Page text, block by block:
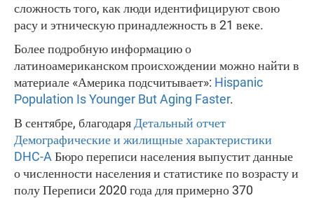
сложность того, как люди идентифицируют свою
расу и этническую принадлежность в 21 веке.
Более подробную информацию о
латиноамериканском происхождении можно найти в
материале «Америка подсчитывает»: Hispanic
Population Is Younger But Aging Faster.
В сентябре, благодаря Детальный отчет
Демографические и жилищные характеристики
DHC-A Бюро переписи населения выпустит данные
о численности населения и статистике по возрасту и
полу Переписи 2020 года для примерно 370